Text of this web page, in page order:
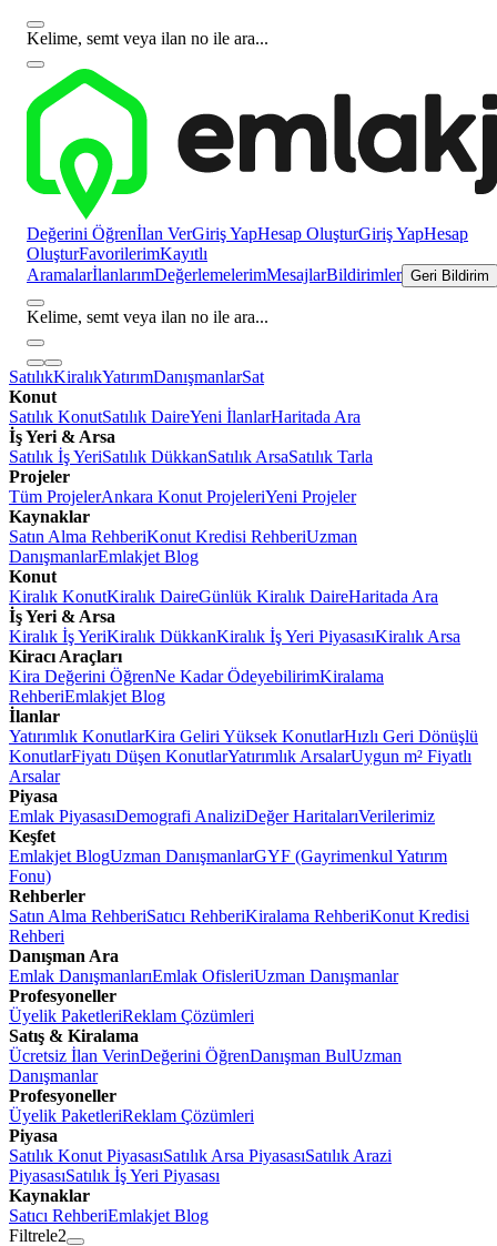
Kelime, semt veya ilan no ile ara...
Değerini Öğrenİlan VerGiriş YapHesap OluşturGiriş YapHesap
OluşturFavorilerimKayıtlı
AramalarİlanlarımDeğerlemelerimMesajlarBildirimler Geri Bildirim
Kelime, semt veya ilan no ile ara...
SatılıkKiralıkYatırımDanışmanlarSat
Konut
Satılık KonutSatılık DaireYeni İlanlarHaritada Ara
İş Yeri & Arsa
Satılık İş YeriSatılık DükkanSatılık ArsaSatılık Tarla
Projeler
Tüm ProjelerAnkara Konut ProjeleriYeni Projeler
Kaynaklar
Satın Alma RehberiKonut Kredisi RehberiUzman
DanışmanlarEmlakjet Blog
Konut
Kiralık KonutKiralık DaireGünlük Kiralık DaireHaritada Ara
İş Yeri & Arsa
Kiralık İş YeriKiralık DükkanKiralık İş Yeri PiyasasıKiralık Arsa
Kiracı Araçları
Kira Değerini ÖğrenNe Kadar ÖdeyebilirimKiralama
RehberiEmlakjet Blog
İlanlar
Yatırımlık KonutlarKira Geliri Yüksek KonutlarHızlı Geri Dönüşlü
KonutlarFiyatı Düşen KonutlarYatırımlık ArsalarUygun m² Fiyatlı
Arsalar
Piyasa
Emlak PiyasasıDemografi AnaliziDeğer HaritalarıVerilerimiz
Keşfet
Emlakjet BlogUzman DanışmanlarGYF (Gayrimenkul Yatırım
Fonu)
Rehberler
Satın Alma RehberiSatıcı RehberiKiralama RehberiKonut Kredisi
Rehberi
Danışman Ara
Emlak DanışmanlarıEmlak OfisleriUzman Danışmanlar
Profesyoneller
Üyelik PaketleriReklam Çözümleri
Satış & Kiralama
Ücretsiz İlan VerinDeğerini ÖğrenDanışman BulUzman
Danışmanlar
Profesyoneller
Üyelik PaketleriReklam Çözümleri
Piyasa
Satılık Konut PiyasasıSatılık Arsa PiyasasıSatılık Arazi
PiyasasıSatılık İş Yeri Piyasası
Kaynaklar
Satıcı RehberiEmlakjet Blog
Filtrele2